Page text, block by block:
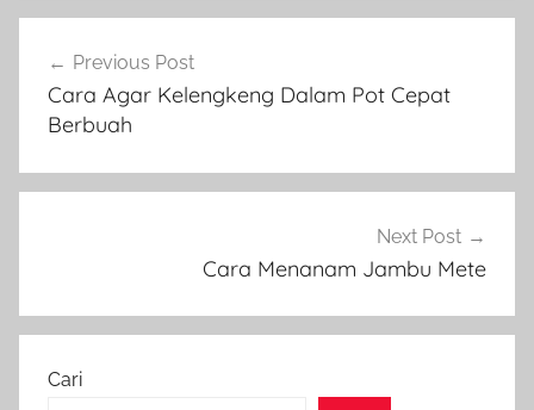
pos
Previous Post
Cara Agar Kelengkeng Dalam Pot Cepat
Berbuah
Next Post
Cara Menanam Jambu Mete
Cari